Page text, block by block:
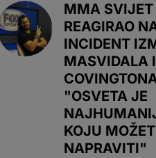
MMA SVIJET
REAGIRAO
INCIDENT
MASVIDALA I
"OSVETA JE
KOJU
NAPRAVITI"